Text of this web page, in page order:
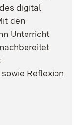
digital
den
Unterricht
Reflexion